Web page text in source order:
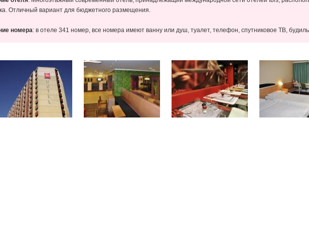
Отличный вариант для бюджетного размещения.
номера: в отеле 341 номер, все номера имеют ванну или душ, туалет, телефон, спутниковое ТВ,